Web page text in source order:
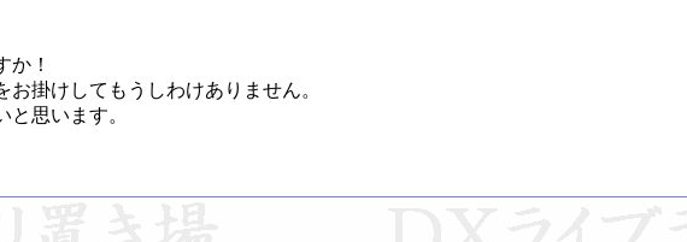
か！
掛けしてもうしわけありません。
思います。